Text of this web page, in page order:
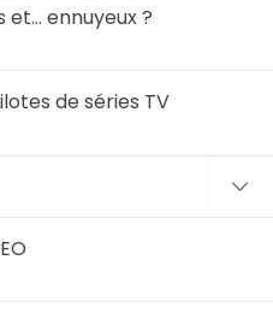
ennuyeux ?
de séries TV